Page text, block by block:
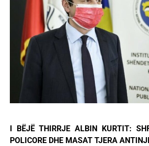
I BËJË THIRRJE ALBIN KURTIT:
POLICORE DHE MASAT TJERA